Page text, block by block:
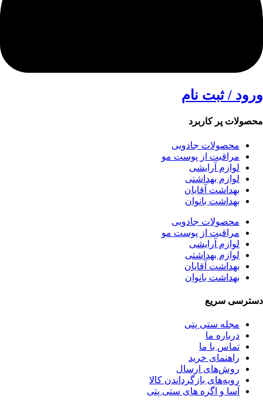
ورود / ثبت نام
محصولات پر کاربرد
محصولات جادویی
مراقبت از پوست مو
لوازم آرایشی
لوازم بهداشتی
بهداشت آقایان
بهداشت بانوان
محصولات جادویی
مراقبت از پوست مو
لوازم آرایشی
لوازم بهداشتی
بهداشت آقایان
بهداشت بانوان
دسترسی سریع
مجله ستی پتی
درباره ما
تماس با ما
راهنمای خرید
روش‌های ارسال
رویه‌های بازگرداندن کالا
آسا و اگره های ستی پتی